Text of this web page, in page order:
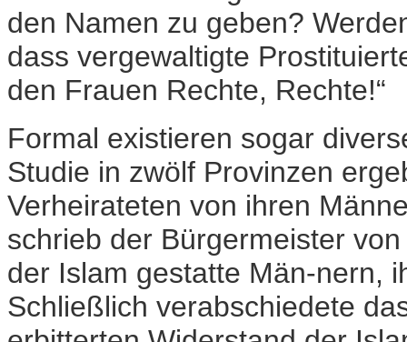
den Namen zu geben?
dass vergewaltigte
den Frauen Rechte, Rechte!“
Formal existieren sogar
Studie in zwölf Provinzen
Verheirateten von ihren
schrieb der Bürgermeister
der Islam gestatte Män-nern,
Schließlich verabschiedete